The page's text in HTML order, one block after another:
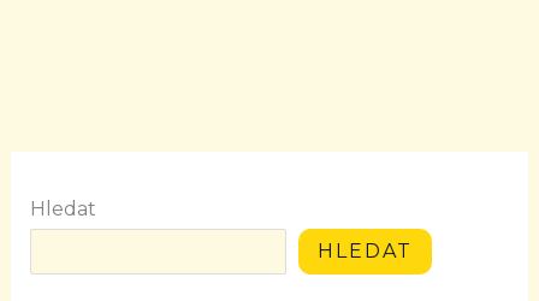
Hledat
HLEDAT